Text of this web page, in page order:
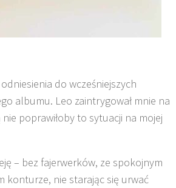
do wcześniejszych
albumu. Leo zaintrygował mnie na
poprawiłoby to sytuacji na mojej
– bez fajerwerków, ze spokojnym
konturze, nie starając się urwać